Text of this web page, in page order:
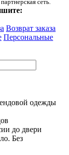
сеть.
Возврат заказа
Персональные
одежды
до двери
Без